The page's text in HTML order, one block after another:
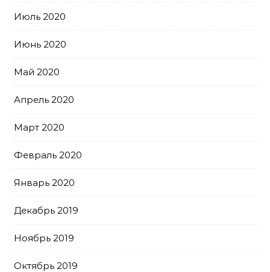
Июль 2020
Июнь 2020
Май 2020
Апрель 2020
Март 2020
Февраль 2020
Январь 2020
Декабрь 2019
Ноябрь 2019
Октябрь 2019